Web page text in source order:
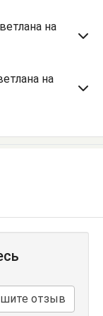
на
на
отзыв